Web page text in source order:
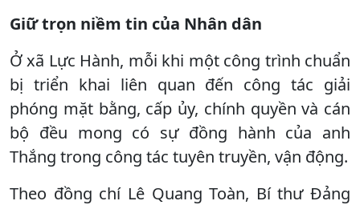
Giữ trọn niềm tin của Nhân dân
Ở xã Lực Hành, mỗi khi một công trình chuẩn
bị triển khai liên quan đến công tác giải
phóng mặt bằng, cấp ủy, chính quyền và cán
bộ đều mong có sự đồng hành của anh
Thắng trong công tác tuyên truyền, vận động.
Theo đồng chí Lê Quang Toàn, Bí thư Đảng